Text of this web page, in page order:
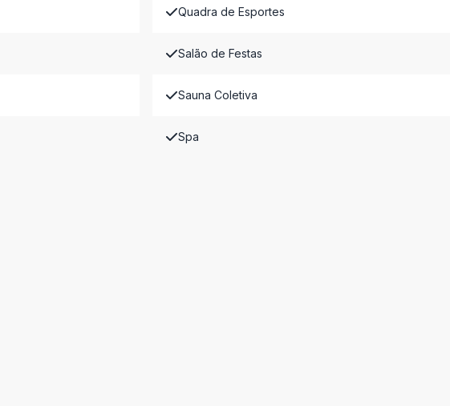
Quadra de Esportes
Salão de Festas
Sauna Coletiva
Spa